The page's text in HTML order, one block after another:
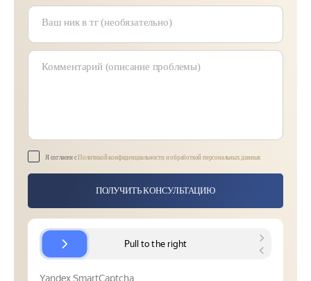
Ваш ник в тг (необязательно)
Комментарий (описание проблемы)
Я согласен сПолитикой конфиденциальности и обработкой персональных данных
ПОЛУЧИТЬ КОНСУЛЬТАЦИЮ